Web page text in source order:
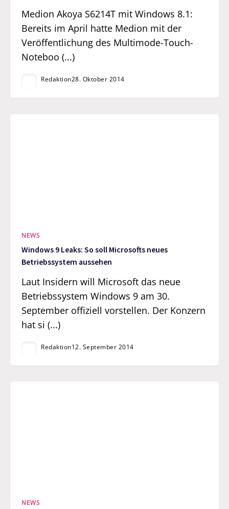
Medion Akoya S6214T mit Windows 8.1:
Bereits im April hatte Medion mit der
Veröffentlichung des Multimode-Touch-
Noteboo (...)
Redaktion28. Oktober 2014
NEWS
Windows 9 Leaks: So soll Microsofts neues
Betriebssystem aussehen
Laut Insidern will Microsoft das neue
Betriebssystem Windows 9 am 30.
September offiziell vorstellen. Der Konzern
hat si (...)
Redaktion12. September 2014
NEWS